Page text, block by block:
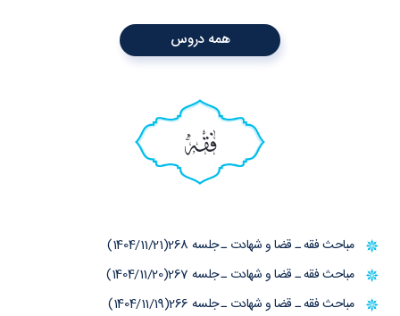
همه دروس
فقه
مباحث فقه ـ قضا و شهادت ـ جلسه 268(1404/11/21)
مباحث فقه ـ قضا و شهادت ـ جلسه 267(1404/11/20)
مباحث فقه ـ قضا و شهادت ـ جلسه 266(1404/11/19)